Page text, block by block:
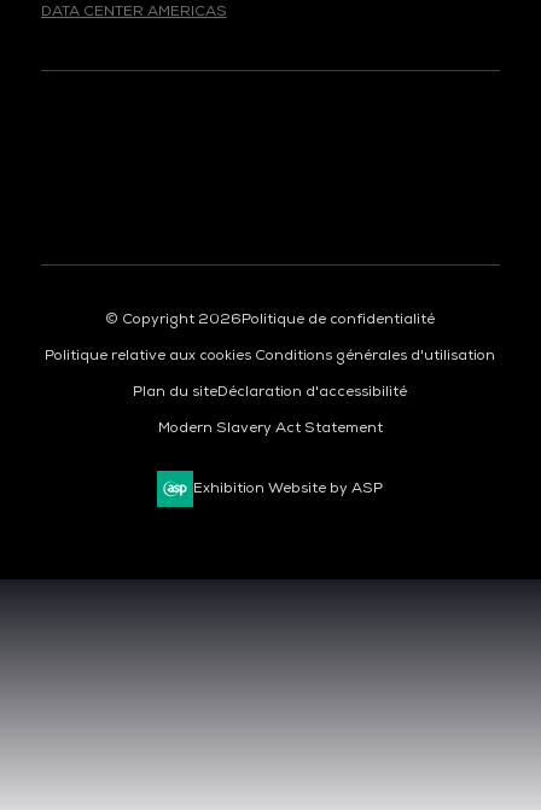
© Copyright 2026Politique de confidentialité
Politique relative aux cookies Conditions générales d'utilisation
Plan du siteDéclaration d'accessibilité
Modern Slavery Act Statement
Exhibition Website by ASP